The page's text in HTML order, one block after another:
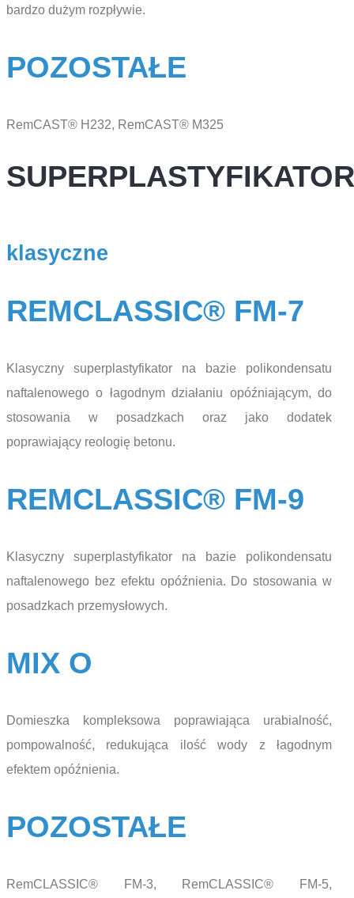
bardzo dużym rozpływie.
POZOSTAŁE
RemCAST® H232, RemCAST® M325
klasyczne
REMCLASSIC® FM-7
Klasyczny superplastyfikator na bazie polikondensatu
naftalenowego o łagodnym działaniu opóźniającym, do
stosowania w posadzkach oraz jako dodatek
poprawiający reologię betonu.
REMCLASSIC® FM-9
Klasyczny superplastyfikator na bazie polikondensatu
naftalenowego bez efektu opóźnienia. Do stosowania w
posadzkach przemysłowych.
MIX O
Domieszka kompleksowa poprawiająca urabialność,
pompowalność, redukująca ilość wody z łagodnym
efektem opóźnienia.
POZOSTAŁE
RemCLASSIC® FM-3, RemCLASSIC® FM-5,